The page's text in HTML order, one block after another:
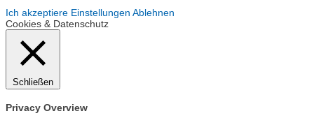
Ich akzeptiere Einstellungen Ablehnen
Cookies & Datenschutz
Schließen
Privacy Overview